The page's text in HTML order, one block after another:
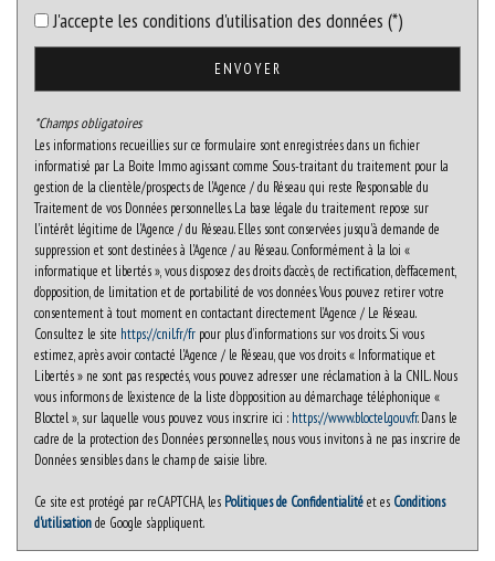
Habitants de plus de 55 ans
Nombre d'enfants par famille
Familles avec 1 ou 2 enfants
Maisons
49,81 %
Appartements
50,19 %
Familles avec 3 enfants
J'accepte les conditions d'utilisation des données (*)
ENVOYER
*Champs obligatoires
Les informations recueillies sur ce formulaire sont enregistrées dans un fichier
informatisé par La Boite Immo agissant comme Sous-traitant du traitement pour la
gestion de la clientèle/prospects de l'Agence / du Réseau qui reste Responsable du
Traitement de vos Données personnelles. La base légale du traitement repose sur
l'intérêt légitime de l'Agence / du Réseau. Elles sont conservées jusqu'à demande de
suppression et sont destinées à l'Agence / au Réseau. Conformément à la loi «
informatique et libertés », vous disposez des droits d’accès, de rectification, d’effacement,
d’opposition, de limitation et de portabilité de vos données. Vous pouvez retirer votre
consentement à tout moment en contactant directement l’Agence / Le Réseau.
Consultez le site https://cnil.fr/fr pour plus d’informations sur vos droits. Si vous
estimez, après avoir contacté l'Agence / le Réseau, que vos droits « Informatique et
Libertés » ne sont pas respectés, vous pouvez adresser une réclamation à la CNIL. Nous
vous informons de l’existence de la liste d'opposition au démarchage téléphonique «
Bloctel », sur laquelle vous pouvez vous inscrire ici : https://www.bloctel.gouv.fr. Dans le
cadre de la protection des Données personnelles, nous vous invitons à ne pas inscrire de
Données sensibles dans le champ de saisie libre.
Ce site est protégé par reCAPTCHA, les Politiques de Confidentialitéet es Conditions
d'utilisationde Google s'appliquent.